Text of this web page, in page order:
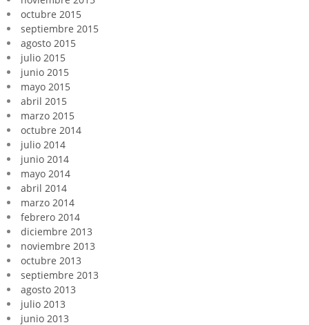
octubre 2015
septiembre 2015
agosto 2015
julio 2015
junio 2015
mayo 2015
abril 2015
marzo 2015
octubre 2014
julio 2014
junio 2014
mayo 2014
abril 2014
marzo 2014
febrero 2014
diciembre 2013
noviembre 2013
octubre 2013
septiembre 2013
agosto 2013
julio 2013
junio 2013